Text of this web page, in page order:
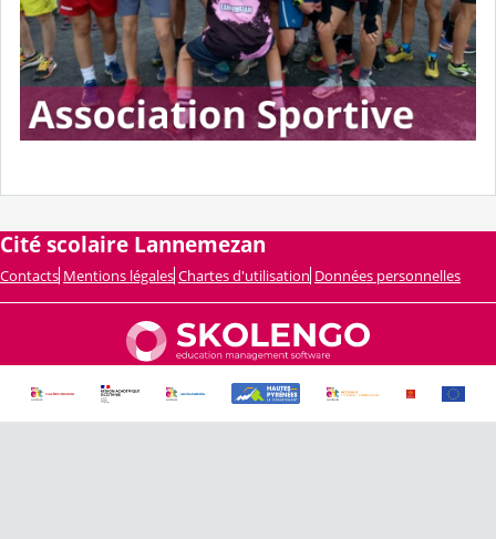
Cité scolaire Lannemezan
Contacts Mentions légales Chartes d'utilisation Données personnelles